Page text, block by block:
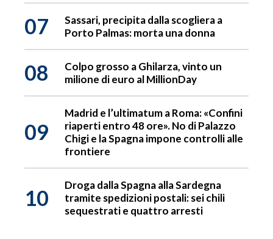
07
Sassari, precipita dalla scogliera a
Porto Palmas: morta una donna
08
Colpo grosso a Ghilarza, vinto un
milione di euro al MillionDay
09
Madrid e l’ultimatum a Roma: «Confini
riaperti entro 48 ore». No di Palazzo
Chigi e la Spagna impone controlli alle
frontiere
10
Droga dalla Spagna alla Sardegna
tramite spedizioni postali: sei chili
sequestrati e quattro arresti